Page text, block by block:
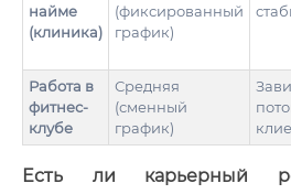
найме
(клиника)
(фиксированный
график)
Работа в
фитнес-
клубе
Средняя
(сменный
график)
Есть ли карьерный